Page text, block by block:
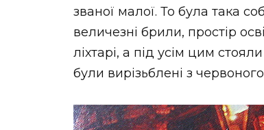
званої малої. То була така
величезні брили, простір
ліхтарі, а під усім цим
були вирізьблені з